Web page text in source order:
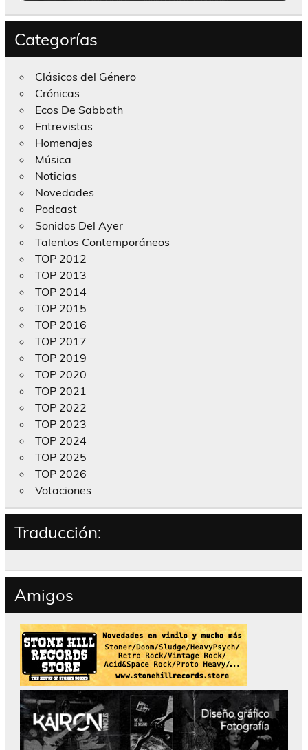
Categorías
Clásicos del Género
Crónicas
Ecos De Sabbath
Entrevistas
Homenajes
Música
Noticias
Novedades
Podcast
Sonidos Del Ayer
Talentos Contemporáneos
TOP 2012
TOP 2013
TOP 2014
TOP 2015
TOP 2016
TOP 2017
TOP 2019
TOP 2020
TOP 2021
TOP 2022
TOP 2023
TOP 2024
TOP 2025
TOP 2026
Votaciones
Traducción:
Amigos